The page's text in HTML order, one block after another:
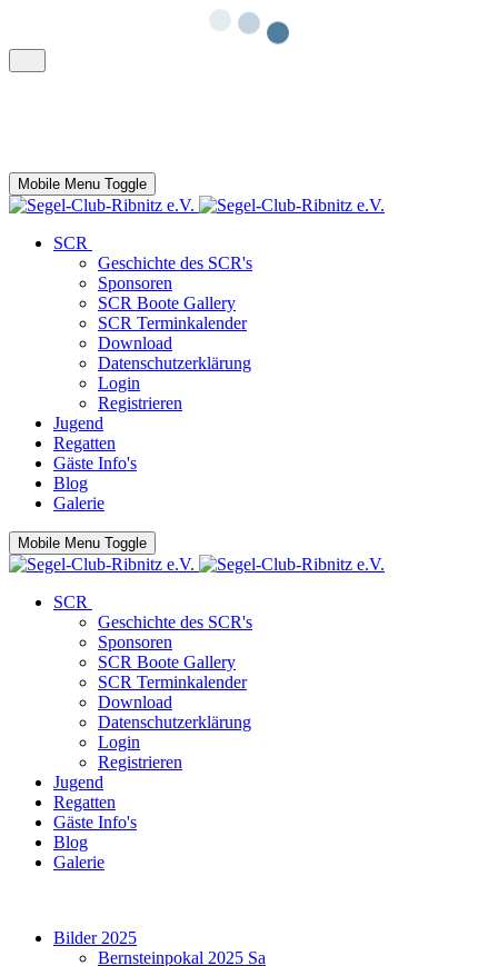
Mobile Menu Toggle
SCR
Geschichte des SCR's
Sponsoren
SCR Boote Gallery
SCR Terminkalender
Download
Datenschutzerklärung
Login
Registrieren
Jugend
Regatten
Gäste Info's
Blog
Galerie
Mobile Menu Toggle
SCR
Geschichte des SCR's
Sponsoren
SCR Boote Gallery
SCR Terminkalender
Download
Datenschutzerklärung
Login
Registrieren
Jugend
Regatten
Gäste Info's
Blog
Galerie
Bilder 2025
Bernsteinpokal 2025 Sa